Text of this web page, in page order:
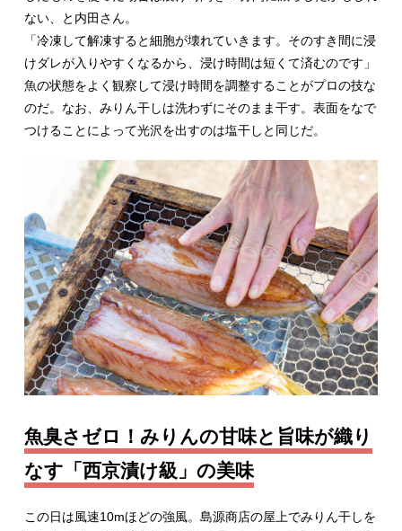
ない、と内田さん。
「冷凍して解凍すると細胞が壊れていきます。そのすき間に浸
けダレが入りやすくなるから、浸け時間は短くて済むのです」
魚の状態をよく観察して浸け時間を調整することがプロの技な
のだ。なお、みりん干しは洗わずにそのまま干す。表面をなで
つけることによって光沢を出すのは塩干しと同じだ。
魚臭さゼロ！みりんの甘味と旨味が織り
なす「西京漬け級」の美味
この日は風速10mほどの強風。島源商店の屋上でみりん干しを